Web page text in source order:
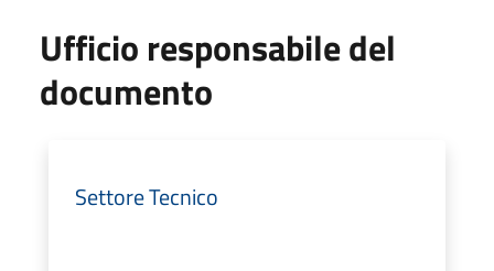
Ufficio responsabile del
documento
Settore Tecnico